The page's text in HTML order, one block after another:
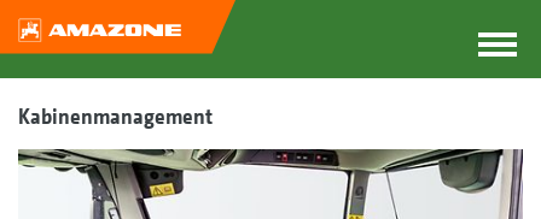
Kabinenmanagement